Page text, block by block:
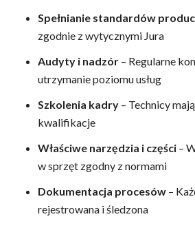
Spełnianie standardów
zgodnie z wytycznymi Jura
Audyty i nadzór – Regularne
utrzymanie poziomu usług
Szkolenia kadry – Technicy
kwalifikacje
Właściwe narzędzia i części –
w sprzęt zgodny z normami
Dokumentacja procesów –
rejestrowana i śledzona